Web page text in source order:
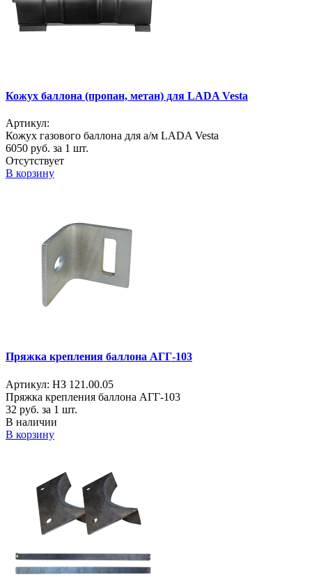
Кожух баллона (пропан, метан) для LADA Vesta
Артикул:
Кожух газового баллона для а/м LADA Vesta
6050 руб. за 1 шт.
Отсутствует
В корзину
Пряжка крепления баллона АГГ-103
Артикул: НЗ 121.00.05
Пряжка крепления баллона АГГ-103
32 руб. за 1 шт.
В наличии
В корзину